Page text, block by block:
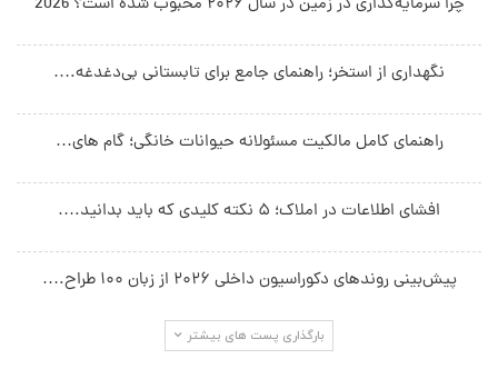
چرا سرمایه‌گذاری در زمین در سال ۲۰۲۶ محبوب شده است؟ 2026
نگهداری از استخر؛ راهنمای جامع برای تابستانی بی‌دغدغه.…
راهنمای کامل مالکیت مسئولانه حیوانات خانگی؛ گام های…
افشای اطلاعات در املاک؛ ۵ نکته کلیدی که باید بدانید.…
پیش‌بینی روندهای دکوراسیون داخلی ۲۰۲۶ از زبان ۱۰۰ طراح.…
بارگذاری پست های بیشتر